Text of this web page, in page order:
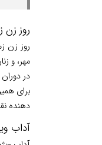
روز زن
روز زن
مهر، و
در
برای
دهنده
آداب